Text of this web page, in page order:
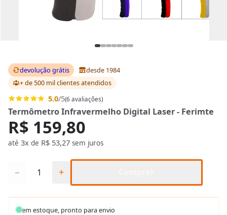
devolução grátis
desde 1984
+ de 500 mil clientesatendidos
5.0/5(6 avaliações)
Termômetro Infravermelho Digital Laser - Ferimte
R$ 159,80
até 3x de R$ 53,27sem juros
− +
em estoque, pronto para envio